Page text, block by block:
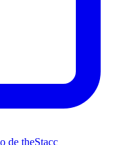
de theStacc